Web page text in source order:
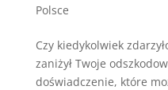
Polsce
Czy kiedykolwiek
zaniżył Twoje
doświadczenie, które